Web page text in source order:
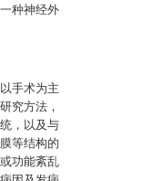
种神经外
手术为主
究方法，
，以及与
等结构的
功能紊乱